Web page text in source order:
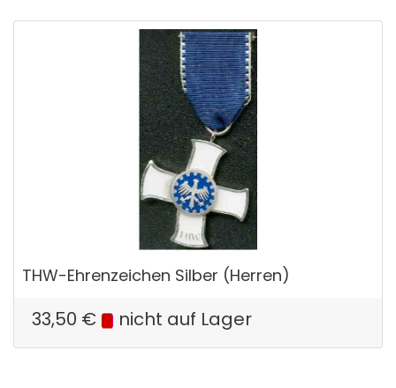
THW-Ehrenzeichen Silber (Herren)
33,50 € nicht auf Lager